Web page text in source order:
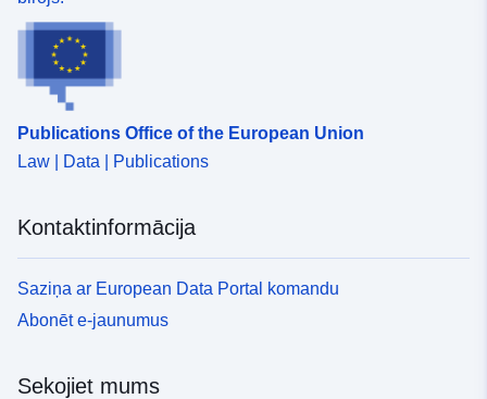
Publications Office of the European Union
Law | Data | Publications
Kontaktinformācija
Saziņa ar European Data Portal komandu
Abonēt e-jaunumus
Sekojiet mums